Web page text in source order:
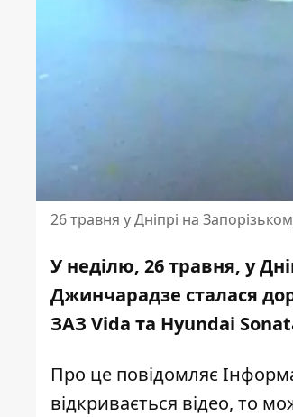
26 травня у Дніпрі на
У неділю, 26 травня, у
Джинчарадзе сталася
ЗАЗ Vida та Hyundai
Про це повідомляє
відкривається відео, то